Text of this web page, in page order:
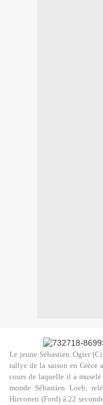
Le jeune Sébastien Ogier
rallye de la saison en Grèce
cours de laquelle il a
monde Sébastien Loeb,
Hirvonen (Ford) à 22